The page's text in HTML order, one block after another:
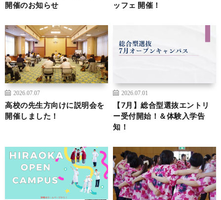
開催のお知らせ
ッフェ 開催！
2026.07.07
高校の先生方向けに説明会を
開催しました！
2026.07.01
【7月】総合型選抜エントリ
ー受付開始！＆体験入学告
知！